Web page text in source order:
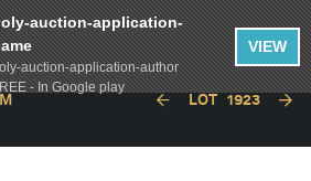
LOT 1923
auction-application-
auction-application-author
- In Google play
VIEW